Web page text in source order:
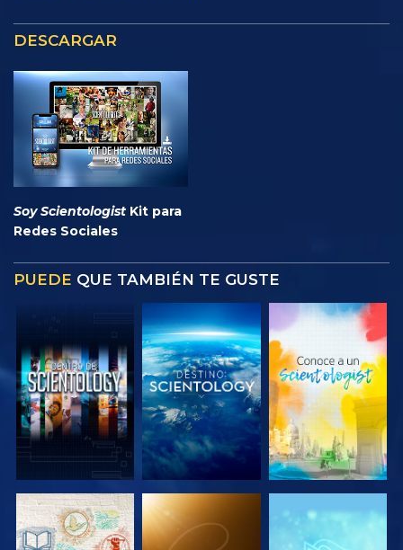
DESCARGAR
Soy Scientologist Kit para
Redes Sociales
PUEDE QUE TAMBIÉN TE GUSTE
EXPLORA LAS EXPLORA LAS EXPLORA LAS